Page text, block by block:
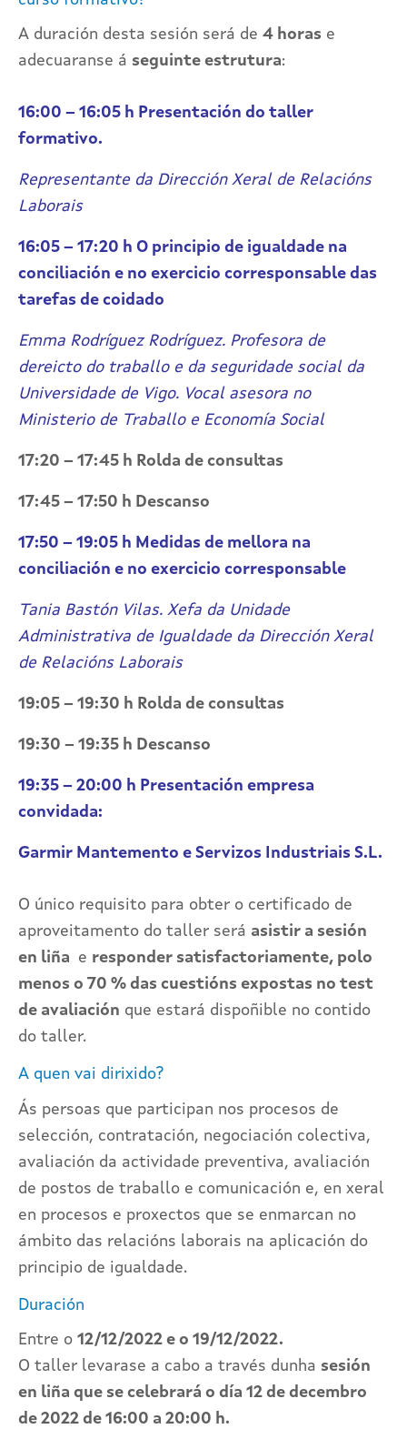
A duración desta sesión será de 4 horas e
adecuaranse á seguinte estrutura:
16:00 – 16:05 h Presentación do taller
formativo.
Representante da Dirección Xeral de Relacións
Laborais
16:05 – 17:20 h O principio de igualdade na
conciliación e no exercicio corresponsable das
tarefas de coidado
Emma Rodríguez Rodríguez. Profesora de
dereicto do traballo e da seguridade social da
Universidade de Vigo. Vocal asesora no
Ministerio de Traballo e Economía Social
17:20 – 17:45 h Rolda de consultas
17:45 – 17:50 h Descanso
17:50 – 19:05 h Medidas de mellora na
conciliación e no exercicio corresponsable
Tania Bastón Vilas. Xefa da Unidade
Administrativa de Igualdade da Dirección Xeral
de Relacións Laborais
19:05 – 19:30 h Rolda de consultas
19:30 – 19:35 h Descanso
19:35 – 20:00 h Presentación empresa
convidada:
Garmir Mantemento e Servizos Industriais S.L.
O único requisito para obter o certificado de
aproveitamento do taller será asistir a sesión
en liña
e responder satisfactoriamente, polo
menos o 70 % das cuestións expostas no test
de avaliación que estará dispoñible no contido
do taller.
A quen vai dirixido?
Ás persoas que participan nos procesos de
selección, contratación, negociación colectiva,
avaliación da actividade preventiva, avaliación
de postos de traballo e comunicación e, en xeral
en procesos e proxectos que se enmarcan no
ámbito das relacións laborais na aplicación do
principio de igualdade.
Duración
Entre o 12/12/2022 e o 19/12/2022.
O taller levarase a cabo a través dunha sesión
en liña que se celebrará o día 12 de decembro
de 2022 de 16:00 a 20:00 h.